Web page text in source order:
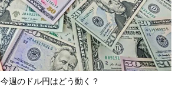
今週のドル円はどう動く？